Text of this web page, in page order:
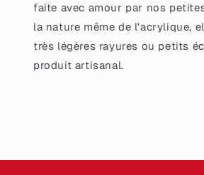
faite avec amour par nos
la nature même de l'acrylique,
très légères rayures ou petits
produit artisanal.